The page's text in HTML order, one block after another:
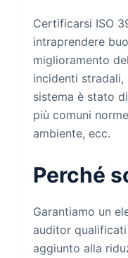
Certificarsi ISO
intraprendere
miglioramento
incidenti
sistema è stato
più comuni
ambiente, ecc.
Perché
Garantiamo un
auditor
aggiunto alla